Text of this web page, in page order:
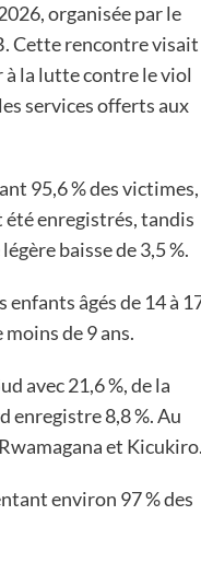
organisée par le
Cette rencontre visait
la lutte contre le viol
services offerts aux
95,6 % des victimes,
été enregistrés, tandis
baisse de 3,5 %.
âgés de 14 à
de 9 ans.
avec 21,6 %, de la
enregistre 8,8 %. Au
et Kicukiro.
environ 97 % des